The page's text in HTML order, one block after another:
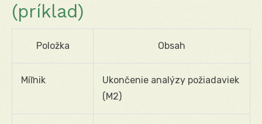
(príklad)
Položka Obsah
Míľnik
Ukončenie analýzy požiadaviek
(M2)